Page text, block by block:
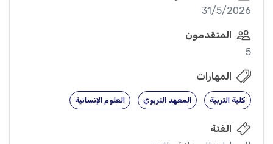
31/5/2026
المتقدمون
5
المهارات
كلية التربية المعهد التربوي العلوم الإنسانية
الفئة